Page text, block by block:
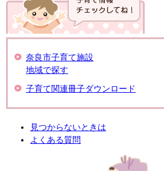
奈良市子育て施設
地域で探す
子育て関連冊子ダウンロード
見つからないときは
よくある質問